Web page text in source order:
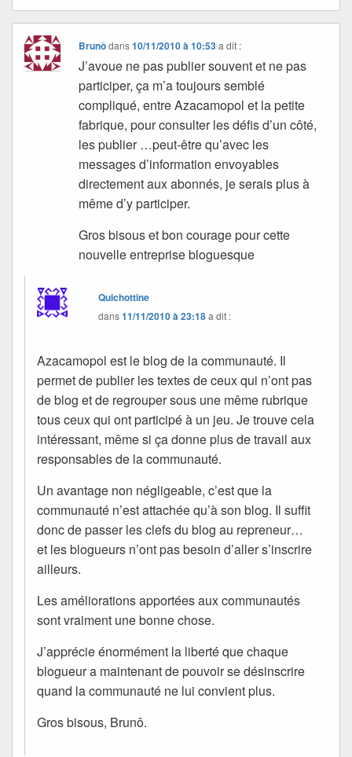
Brunôdans10/11/2010 à 10:53 a dit :
J’avoue ne pas publier souvent et ne pas
participer, ça m’a toujours semblé
compliqué, entre Azacamopol et la petite
fabrique, pour consulter les défis d’un côté,
les publier …peut-être qu’avec les
messages d’information envoyables
directement aux abonnés, je serais plus à
même d’y participer.
Gros bisous et bon courage pour cette
nouvelle entreprise bloguesque
Quichottine
dans11/11/2010 à 23:18a dit :
Azacamopol est le blog de la communauté. Il
permet de publier les textes de ceux qui n’ont pas
de blog et de regrouper sous une même rubrique
tous ceux qui ont participé à un jeu. Je trouve cela
intéressant, même si ça donne plus de travail aux
responsables de la communauté.
Un avantage non négligeable, c’est que la
communauté n’est attachée qu’à son blog. Il suffit
donc de passer les clefs du blog au repreneur…
et les blogueurs n’ont pas besoin d’aller s’inscrire
ailleurs.
Les améliorations apportées aux communautés
sont vraiment une bonne chose.
J’apprécie énormément la liberté que chaque
blogueur a maintenant de pouvoir se désinscrire
quand la communauté ne lui convient plus.
Gros bisous, Brunô.